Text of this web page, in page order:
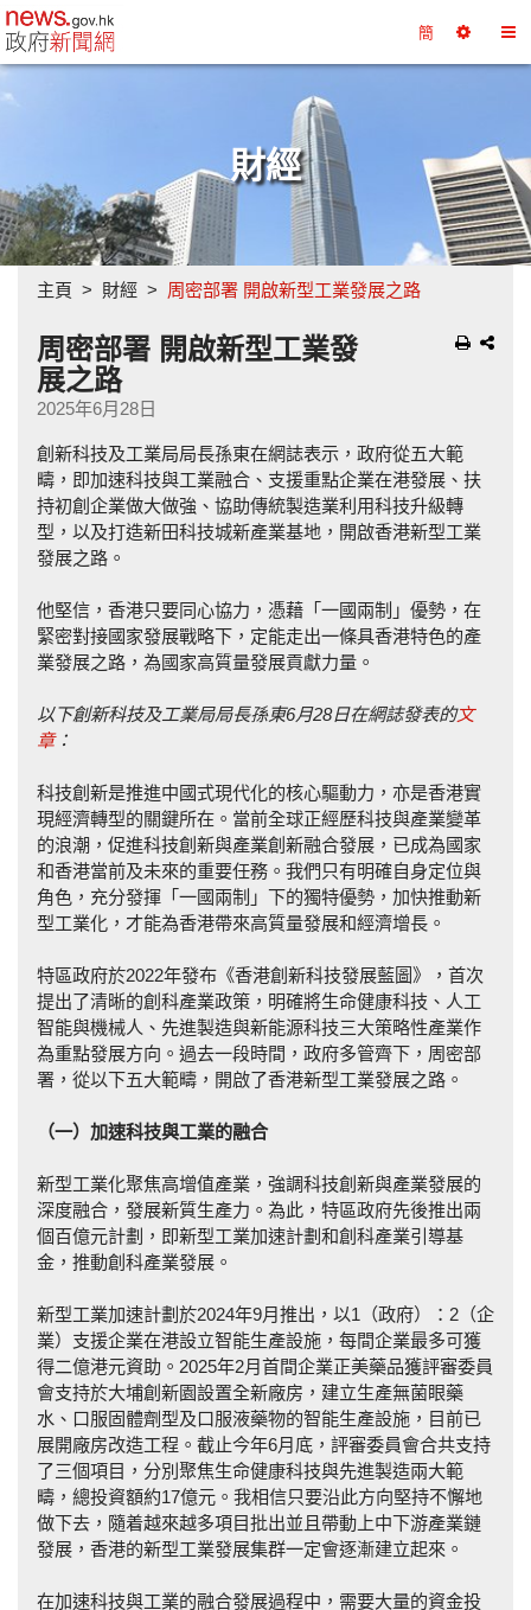
政府新聞網主頁 簡
擇
換
財經
主頁 財經 周密部署 開啟新型工業發展之路
周密部署 開啟新型工業發
展之路
2025年6月28日
創新科技及工業局局長孫東在網誌表示，政府從五大範
疇，即加速科技與工業融合、支援重點企業在港發展、扶
持初創企業做大做強、協助傳統製造業利用科技升級轉
型，以及打造新田科技城新產業基地，開啟香港新型工業
發展之路。
他堅信，香港只要同心協力，憑藉「一國兩制」優勢，在
緊密對接國家發展戰略下，定能走出一條具香港特色的產
業發展之路，為國家高質量發展貢獻力量。
以下創新科技及工業局局長孫東6月28日在網誌發表的文
章：
科技創新是推進中國式現代化的核心驅動力，亦是香港實
現經濟轉型的關鍵所在。當前全球正經歷科技與產業變革
的浪潮，促進科技創新與產業創新融合發展，已成為國家
和香港當前及未來的重要任務。我們只有明確自身定位與
角色，充分發揮「一國兩制」下的獨特優勢，加快推動新
型工業化，才能為香港帶來高質量發展和經濟增長。
特區政府於2022年發布《香港創新科技發展藍圖》，首次
提出了清晰的創科產業政策，明確將生命健康科技、人工
智能與機械人、先進製造與新能源科技三大策略性產業作
為重點發展方向。過去一段時間，政府多管齊下，周密部
署，從以下五大範疇，開啟了香港新型工業發展之路。
（一）加速科技與工業的融合
新型工業化聚焦高增值產業，強調科技創新與產業發展的
深度融合，發展新質生產力。為此，特區政府先後推出兩
個百億元計劃，即新型工業加速計劃和創科產業引導基
金，推動創科產業發展。
新型工業加速計劃於2024年9月推出，以1（政府）：2（企
業）支援企業在港設立智能生產設施，每間企業最多可獲
得二億港元資助。2025年2月首間企業正美藥品獲評審委員
會支持於大埔創新園設置全新廠房，建立生產無菌眼藥
水、口服固體劑型及口服液藥物的智能生產設施，目前已
展開廠房改造工程。截止今年6月底，評審委員會合共支持
了三個項目，分別聚焦生命健康科技與先進製造兩大範
疇，總投資額約17億元。我相信只要沿此方向堅持不懈地
做下去，隨着越來越多項目批出並且帶動上中下游產業鏈
發展，香港的新型工業發展集群一定會逐漸建立起來。
在加速科技與工業的融合發展過程中，需要大量的資金投